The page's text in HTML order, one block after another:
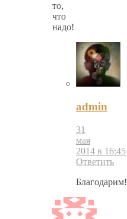
то,
что
надо!
admin
31
мая
2014 в 16:45
Ответить
Благодарим!